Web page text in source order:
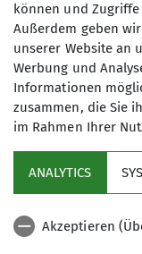
Ämter
bitte bis 21.2.
Anmeldung bis
21.02.2025
Sektion
können und
Außerdem geben
unserer Website an
Werbung und
Informationen
zusammen, die Sie
im Rahmen Ihrer
ANALYTICS
Akzeptieren